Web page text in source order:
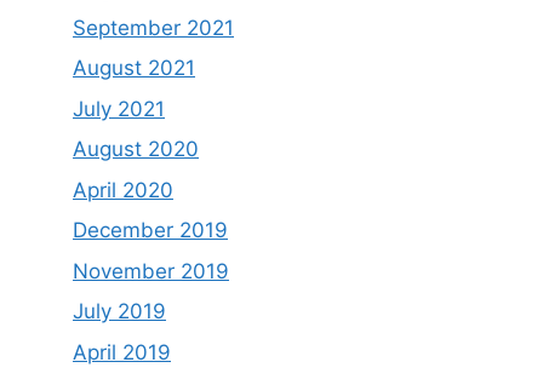
September 2021
August 2021
July 2021
August 2020
April 2020
December 2019
November 2019
July 2019
April 2019